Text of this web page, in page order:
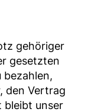
gehöriger
gesetzten
bezahlen,
den Vertrag
bleibt unser